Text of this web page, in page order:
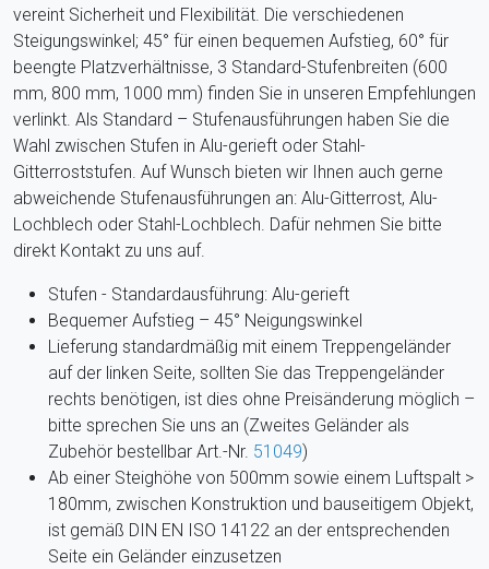
vereint Sicherheit und Flexibilität. Die verschiedenen
Steigungswinkel; 45° für einen bequemen Aufstieg, 60° für
beengte Platzverhältnisse, 3 Standard-Stufenbreiten (600
mm, 800 mm, 1000 mm) finden Sie in unseren Empfehlungen
verlinkt. Als Standard – Stufenausführungen haben Sie die
Wahl zwischen Stufen in Alu-gerieft oder Stahl-
Gitterroststufen. Auf Wunsch bieten wir Ihnen auch gerne
abweichende Stufenausführungen an: Alu-Gitterrost, Alu-
Lochblech oder Stahl-Lochblech. Dafür nehmen Sie bitte
direkt Kontakt zu uns auf.
Stufen - Standardausführung: Alu-gerieft
Bequemer Aufstieg – 45° Neigungswinkel
Lieferung standardmäßig mit einem Treppengeländer
auf der linken Seite, sollten Sie das Treppengeländer
rechts benötigen, ist dies ohne Preisänderung möglich –
bitte sprechen Sie uns an (Zweites Geländer als
Zubehör bestellbar Art.-Nr. 51049)
Ab einer Steighöhe von 500mm sowie einem Luftspalt >
180mm, zwischen Konstruktion und bauseitigem Objekt,
ist gemäß DIN EN ISO 14122 an der entsprechenden
Seite ein Geländer einzusetzen